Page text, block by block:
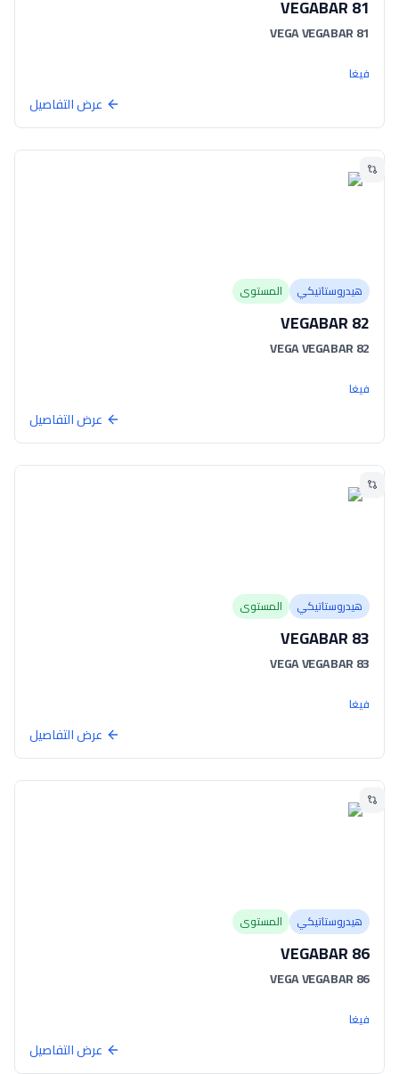
VEGABAR 81
VEGA VEGABAR 81
فيغا
عرض التفاصيل
هيدروستاتيكي المستوى
VEGABAR 82
VEGA VEGABAR 82
فيغا
عرض التفاصيل
هيدروستاتيكي المستوى
VEGABAR 83
VEGA VEGABAR 83
فيغا
عرض التفاصيل
هيدروستاتيكي المستوى
VEGABAR 86
VEGA VEGABAR 86
فيغا
عرض التفاصيل